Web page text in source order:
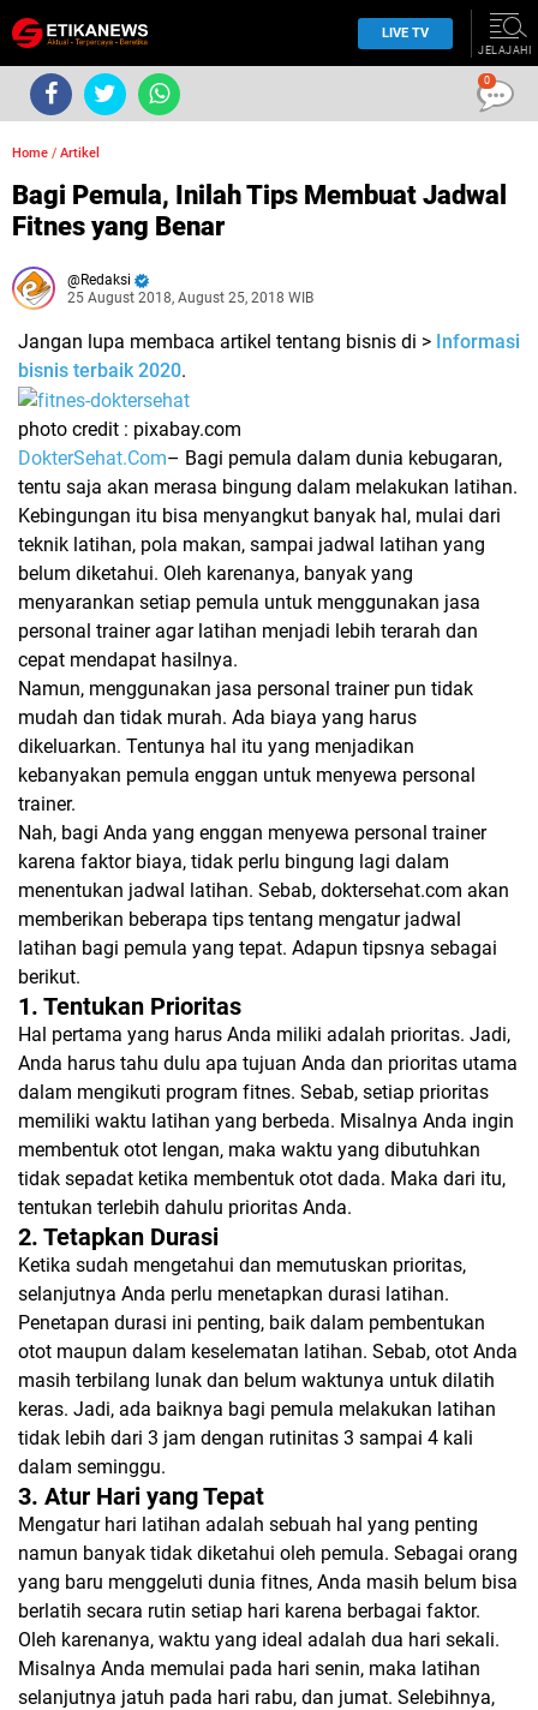
LIVE TV
JELAJAHI
Home / Artikel
Bagi Pemula, Inilah Tips Membuat Jadwal
Fitnes yang Benar
Redaksi
25 August 2018, August 25, 2018 WIB
Jangan lupa membaca artikel tentang bisnis di > Informasi
bisnis terbaik 2020.
photo credit : pixabay.com
DokterSehat.Com– Bagi pemula dalam dunia kebugaran,
tentu saja akan merasa bingung dalam melakukan latihan.
Kebingungan itu bisa menyangkut banyak hal, mulai dari
teknik latihan, pola makan, sampai jadwal latihan yang
belum diketahui. Oleh karenanya, banyak yang
menyarankan setiap pemula untuk menggunakan jasa
personal trainer agar latihan menjadi lebih terarah dan
cepat mendapat hasilnya.
Namun, menggunakan jasa personal trainer pun tidak
mudah dan tidak murah. Ada biaya yang harus
dikeluarkan. Tentunya hal itu yang menjadikan
kebanyakan pemula enggan untuk menyewa personal
trainer.
Nah, bagi Anda yang enggan menyewa personal trainer
karena faktor biaya, tidak perlu bingung lagi dalam
menentukan jadwal latihan. Sebab, doktersehat.com akan
memberikan beberapa tips tentang mengatur jadwal
latihan bagi pemula yang tepat. Adapun tipsnya sebagai
berikut.
1. Tentukan Prioritas
Hal pertama yang harus Anda miliki adalah prioritas. Jadi,
Anda harus tahu dulu apa tujuan Anda dan prioritas utama
dalam mengikuti program fitnes. Sebab, setiap prioritas
memiliki waktu latihan yang berbeda. Misalnya Anda ingin
membentuk otot lengan, maka waktu yang dibutuhkan
tidak sepadat ketika membentuk otot dada. Maka dari itu,
tentukan terlebih dahulu prioritas Anda.
2. Tetapkan Durasi
Ketika sudah mengetahui dan memutuskan prioritas,
selanjutnya Anda perlu menetapkan durasi latihan.
Penetapan durasi ini penting, baik dalam pembentukan
otot maupun dalam keselematan latihan. Sebab, otot Anda
masih terbilang lunak dan belum waktunya untuk dilatih
keras. Jadi, ada baiknya bagi pemula melakukan latihan
tidak lebih dari 3 jam dengan rutinitas 3 sampai 4 kali
dalam seminggu.
3. Atur Hari yang Tepat
Mengatur hari latihan adalah sebuah hal yang penting
namun banyak tidak diketahui oleh pemula. Sebagai orang
yang baru menggeluti dunia fitnes, Anda masih belum bisa
berlatih secara rutin setiap hari karena berbagai faktor.
Oleh karenanya, waktu yang ideal adalah dua hari sekali.
Misalnya Anda memulai pada hari senin, maka latihan
selanjutnya jatuh pada hari rabu, dan jumat. Selebihnya,
0